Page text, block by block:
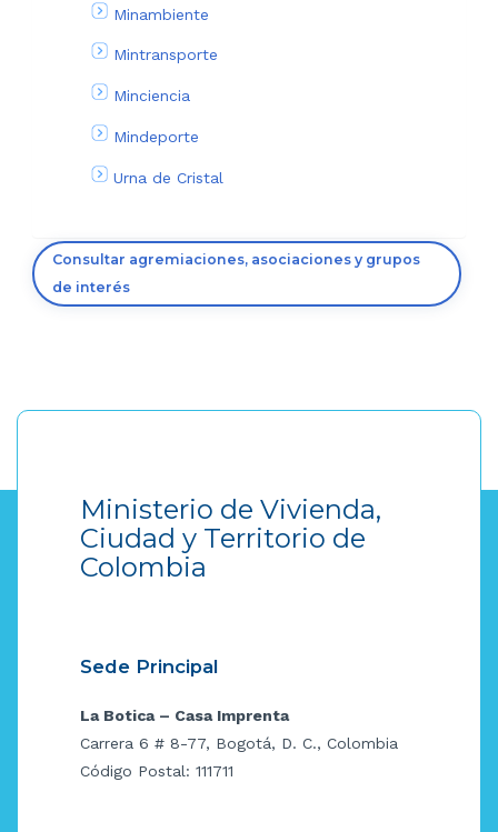
Minambiente
Mintransporte
Minciencia
Mindeporte
Urna de Cristal
Consultar agremiaciones, asociaciones y grupos
de interés
Ministerio de Vivienda,
Ciudad y Territorio de
Colombia
Sede Principal
La Botica – Casa Imprenta
Carrera 6 # 8-77, Bogotá, D. C., Colombia
Código Postal: 111711